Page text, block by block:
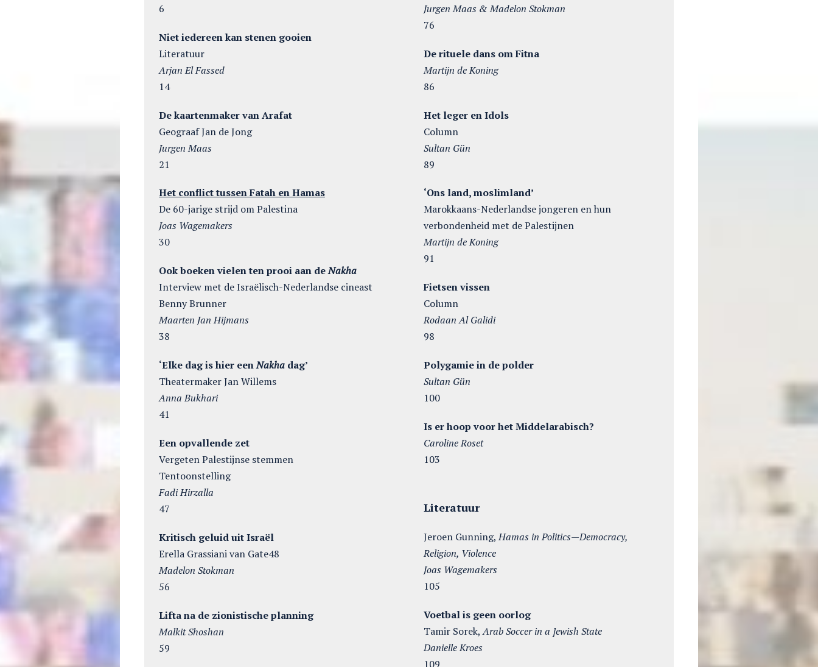
6
Niet iedereen kan stenen gooien
Literatuur
Arjan El Fassed
14
De kaartenmaker van Arafat
Geograaf Jan de Jong
Jurgen Maas
21
Het conflict tussen Fatah en Hamas
De 60-jarige strijd om Palestina
Joas Wagemakers
30
Ook boeken vielen ten prooi aan deNakha
Interview met de Israëlisch-Nederlandse cineast
Benny Brunner
Maarten Jan Hijmans
38
‘Elke dag is hier eenNakha dag’
Theatermaker Jan Willems
Anna Bukhari
41
Een opvallende zet
Vergeten Palestijnse stemmen
Tentoonstelling
Fadi Hirzalla
47
Kritisch geluid uit Israël
Erella Grassiani van Gate48
Madelon Stokman
56
Lifta na de zionistische planning
Malkit Shoshan
59
Jurgen Maas & Madelon Stokman
76
De rituele dans om Fitna
Martijn de Koning
86
Het leger en Idols
Column
Sultan Gün
89
‘Ons land, moslimland’
Marokkaans-Nederlandse jongeren en hun
verbondenheid met de Palestijnen
Martijn de Koning
91
Fietsen vissen
Column
Rodaan Al Galidi
98
Polygamie in de polder
Sultan Gün
100
Is er hoop voor het Middelarabisch?
Caroline Roset
103
Literatuur
Jeroen Gunning,Hamas in Politics—Democracy,
Religion, Violence
Joas Wagemakers
105
Voetbal is geen oorlog
Tamir Sorek,Arab Soccer in a ]ewish State
Danielle Kroes
109